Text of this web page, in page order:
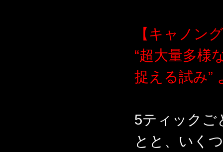
【キャノン
“超大量多様
捉える試み”
5ティックご
とと、いく